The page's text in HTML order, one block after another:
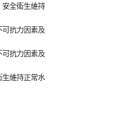
安全衛生維持
可抗力因素及
可抗力因素及
生維持正常水